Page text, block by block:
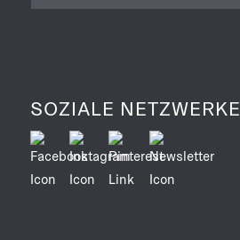
SOZIALE NETZWERKE